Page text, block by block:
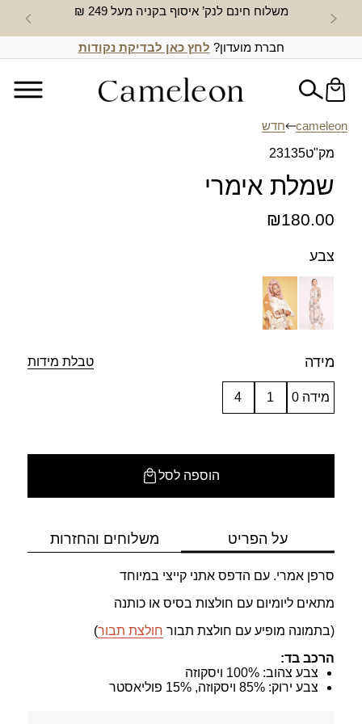
משלוח חינם לנק’ איסוף בקניה מעל 249 ₪ חדש
חברת מועדון? לחץ כאן לבדיקת נקודות
cameleon
חדש
מק"ט23135
שמלת אימרי
₪180.00
צבע
מידה טבלת מידות
מידה 0 1
4
הוספה לסל
על הפריט משלוחים והחזרות
סרפן אמרי. עם הדפס אתני קייצי במיוחד
מתאים ליומיום עם חולצות בסיס או כותנה
(בתמונה מופיע עם חולצת תבור חולצת תבור)
הרכב בד:
צבע צהוב: 100% ויסקוזה
צבע ירוק: 85% ויסקוזה, 15% פוליאסטר